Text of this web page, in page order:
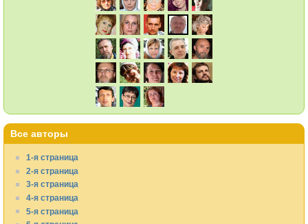
Все авторы
1-я страница
2-я страница
3-я страница
4-я страница
5-я страница